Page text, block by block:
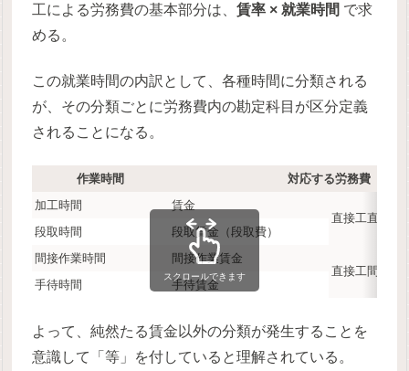
工による労務費の基本部分は、賃率 × 就業時間 で求
める。
この就業時間の内訳として、各種時間に分類される
が、その分類ごとに労務費内の勘定科目が区分定義
されることになる。
作業時間
対応する労務費
加工時間
賃金
直接工直接労
段取時間
段取賃金（段取費）
間接作業時間
間接作業賃金
直接工間接労
手待時間
手待賃金
スクロールできます
よって、純然たる賃金以外の分類が発生することを
意識して「等」を付していると理解されている。